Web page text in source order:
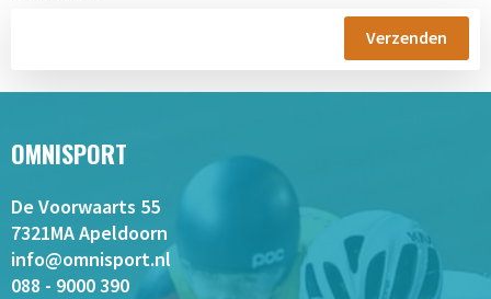
OMNISPORT
De Voorwaarts 55
7321MA Apeldoorn
info@omnisport.nl
088 - 9000 390